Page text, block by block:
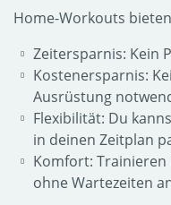
Home-Workouts
Zeitersparnis: Kein
Kostenersparnis:
Ausrüstung
Flexibilität: Du
in deinen Zeitplan
Komfort:
ohne Wartezeiten